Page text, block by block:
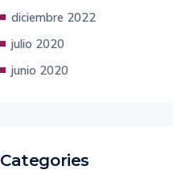
diciembre 2022
julio 2020
junio 2020
Categories